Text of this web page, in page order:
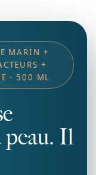
MARIN +
+
· 500 ML
peau. Il